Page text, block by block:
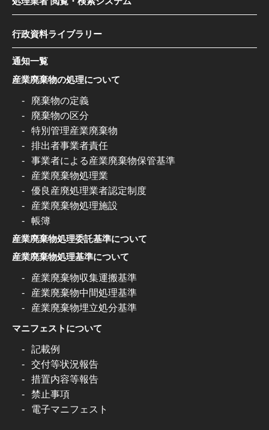
行政資料ライブラリー
通知一覧
産業廃棄物の処理について
廃棄物の定義
廃棄物の区分
特別管理産業廃棄物
排出者事業者責任
事業者による産業廃棄物保管基準
産業廃棄物処理業
優良産廃処理業者認定制度
産業廃棄物処理施設
帳簿
産業廃棄物処理委託基準について
産業廃棄物処理基準について
産業廃棄物収集運搬基準
産業廃棄物中間処理基準
産業廃棄物埋立処分基準
マニフェストについて
記載例
交付等状況報告
措置内容等報告
禁止事項
電子マニフェスト